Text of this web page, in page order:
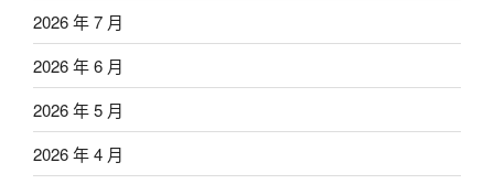
2026 年 7 月
2026 年 6 月
2026 年 5 月
2026 年 4 月